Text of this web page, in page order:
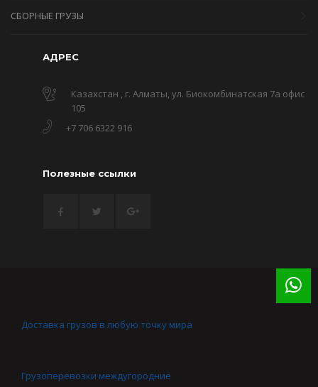
СБОРНЫЕ ГРУЗЫ
АДРЕС
Казахстан , г. Алматы, ул. Биокомбинатская 7а офис
105
+7 706 6322 916
Полезные ссылки
Доставка грузов в любую точку мира
Грузоперевозки междугородние